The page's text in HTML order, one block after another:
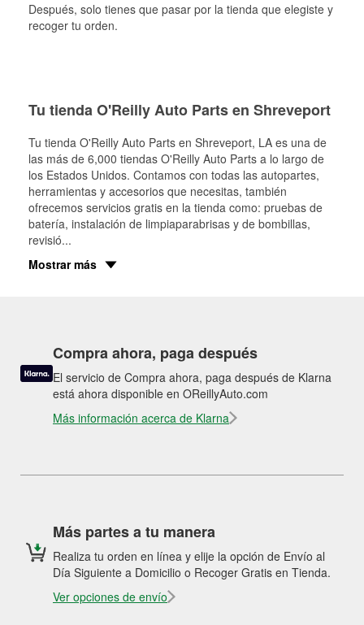
Después, solo tienes que pasar por la tienda que elegiste y
recoger tu orden.
Tu tienda O'Reilly Auto Parts en Shreveport
Tu tienda O'Reilly Auto Parts en Shreveport, LA es una de
las más de 6,000 tiendas O'Reilly Auto Parts a lo largo de
los Estados Unidos. Contamos con todas las autopartes,
herramientas y accesorios que necesitas, también
ofrecemos servicios gratis en la tienda como: pruebas de
batería, instalación de limpiaparabrisas y de bombillas,
revisió...
Mostrar más
Compra ahora, paga después
El servicio de Compra ahora, paga después de Klarna
está ahora disponible en OReillyAuto.com
Más información acerca de Klarna
Más partes a tu manera
Realiza tu orden en línea y elije la opción de Envío al
Día Siguiente a Domicilio o Recoger Gratis en Tienda.
Ver opciones de envío